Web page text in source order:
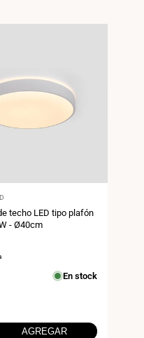
techo LED tipo plafón
- Ø40cm
En stock
AGREGAR